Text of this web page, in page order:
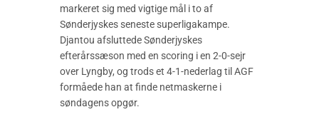
markeret sig med vigtige mål i to af
Sønderjyskes seneste superligakampe.
Djantou afsluttede Sønderjyskes
efterårssæson med en scoring i en 2-0-sejr
over Lyngby, og trods et 4-1-nederlag til AGF
formåede han at finde netmaskerne i
søndagens opgør.